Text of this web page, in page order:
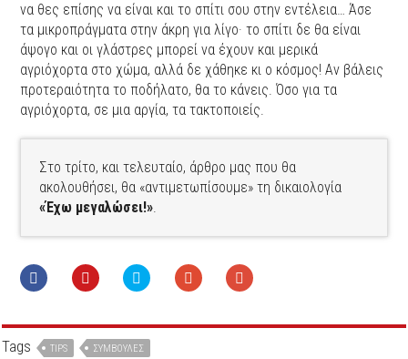
να θες επίσης να είναι και το σπίτι σου στην εντέλεια… Άσε
τα μικροπράγματα στην άκρη για λίγο· το σπίτι δε θα είναι
άψογο και οι γλάστρες μπορεί να έχουν και μερικά
αγριόχορτα στο χώμα, αλλά δε χάθηκε κι ο κόσμος! Αν βάλεις
προτεραιότητα το ποδήλατο, θα το κάνεις. Όσο για τα
αγριόχορτα, σε μια αργία, τα τακτοποιείς.
Στο τρίτο, και τελευταίο, άρθρο μας που θα
ακολουθήσει, θα «αντιμετωπίσουμε» τη δικαιολογία
«Έχω μεγαλώσει!».
Tags TIPS ΣΥΜΒΟΥΛΈΣ